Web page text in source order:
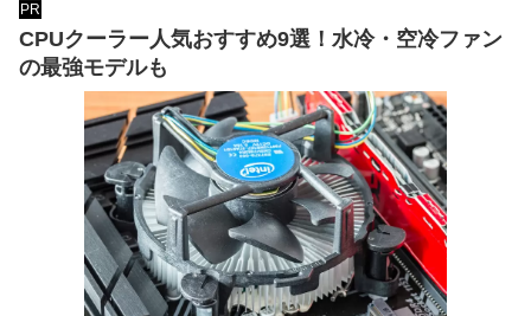
PR
CPUクーラー人気おすすめ9選！水冷・空冷ファン
の最強モデルも